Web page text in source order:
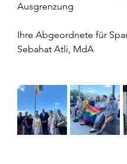
Ausgrenzung
Ihre Abgeordnete für
Sebahat Atli, MdA